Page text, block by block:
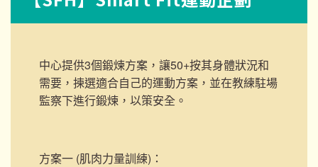
中心提供3個鍛煉方案，讓50+按其身體狀況和
需要，揀選適合自己的運動方案，並在教練駐場
監察下進行鍛煉，以策安全。
方案一 (肌肉力量訓練) ：